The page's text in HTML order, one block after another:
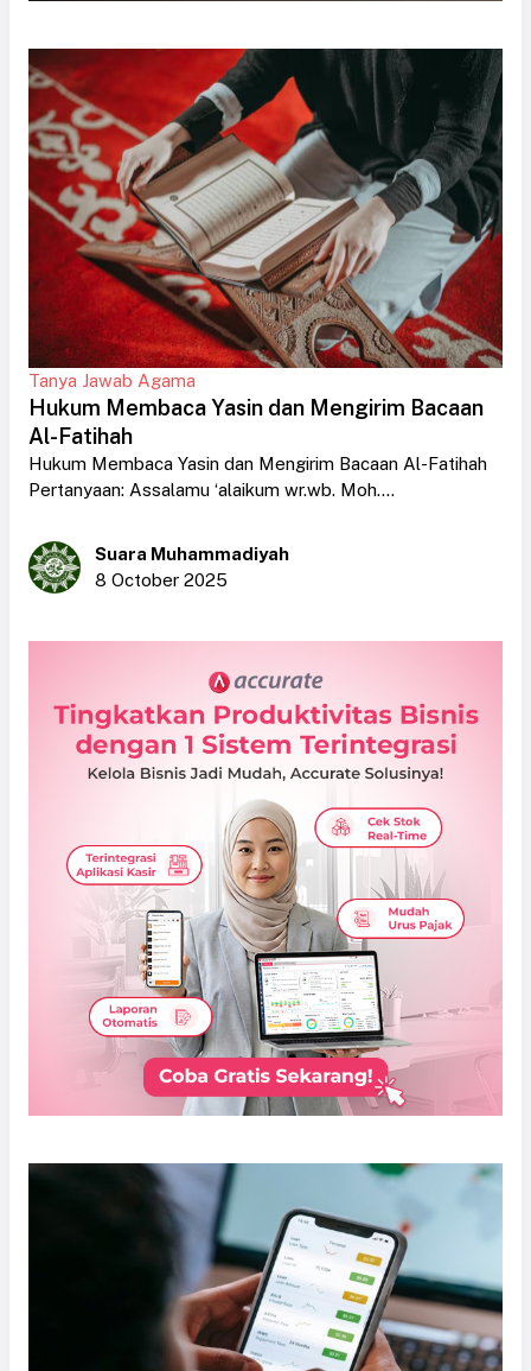
Tanya Jawab Agama
Hukum Membaca Yasin dan Mengirim Bacaan
Al-Fatihah
Hukum Membaca Yasin dan Mengirim Bacaan Al-Fatihah
Pertanyaan: Assalamu ‘alaikum wr.wb. Moh....
Suara Muhammadiyah
8 October 2025